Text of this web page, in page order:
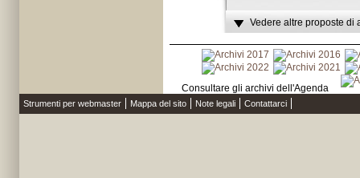
Vedere altre proposte di
Consultare gli archivi dell'Agenda
Strumenti per webmaster Mappa del sito Note legali Contattarci